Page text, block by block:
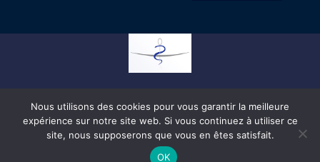
© All rights reserved |Mentions légales| Politique de confidentialité
Développé par HyppoWeb
Nous utilisons des cookies pour vous garantir la meilleure
expérience sur notre site web. Si vous continuez à utiliser ce
site, nous supposerons que vous en êtes satisfait.
OK